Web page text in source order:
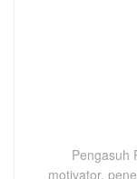
Pengasuh
motivator,